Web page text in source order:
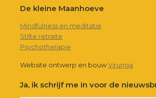
De kleine Maanhoeve
Mindfulness en meditatie
Stilte retraite
Psychotherapie
Website ontwerp en bouwVirunga
Ja, ik schrijf me in voor de